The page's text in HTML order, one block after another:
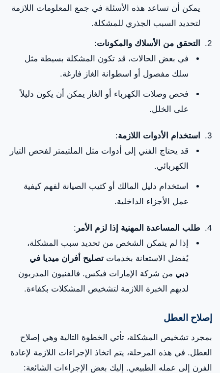
يمكن أن تساعد هذه الأسئلة في جمع المعلومات اللازمة
لتحديد السبب الجذري للمشكلة.
التحقق من الأسلاك والمكونات:
في بعض الحالات، قد تكون المشكلة بسيطة مثل
سلك مفصول أو اسطوانة الغاز فارغة.
فحص وصلات الكهرباء أو الغاز يمكن أن يكون دليلاً
على الخلل.
استخدام الأدوات اللازمة:
قد يحتاج الفني إلى أدوات مثل الملتيمتر لفحص التيار
الكهربائي.
استخدام دليل المالك أو كتيب الصيانة لفهم كيفية
عمل الأجزاء الداخلية.
طلب المساعدة المهنية إذا لزم الأمر :
إذا لم يتمكن الشخص من تحديد سبب المشكلة،
يُفضل الاستعانة بخدمات تصليح أفران ميديا في
دبي من شركة الإمارات فيكس. فالفنيون المدربون
لديهم الخبرة اللازمة لتشخيص المشكلات بكفاءة.
إصلاح العطل
بمجرد تشخيص المشكلة، تأتي الخطوة التالية وهي إصلاح
العطل. في هذه المرحلة، يتم اتخاذ الإجراءات اللازمة لإعادة
الفرن إلى عمله الطبيعي. إليك بعض الإجراءات الشائعة: